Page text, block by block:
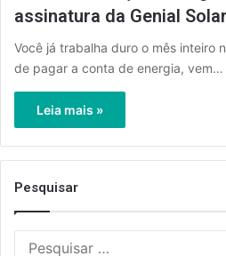
assinatura da Genial Solar
Você já trabalha duro o mês inteiro
de pagar a conta de energia, vem…
Leia mais »
Pesquisar